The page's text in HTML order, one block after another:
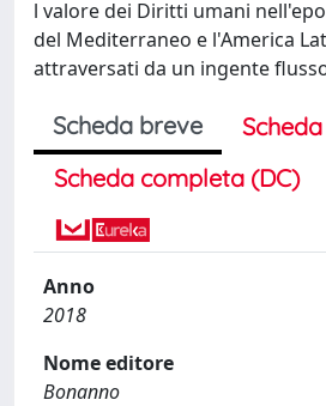
l valore dei Diritti umani
del Mediterraneo e l'America
attraversati da un ingente
Scheda breve
Scheda completa (DC)
Anno
2018
Nome editore
Bonanno